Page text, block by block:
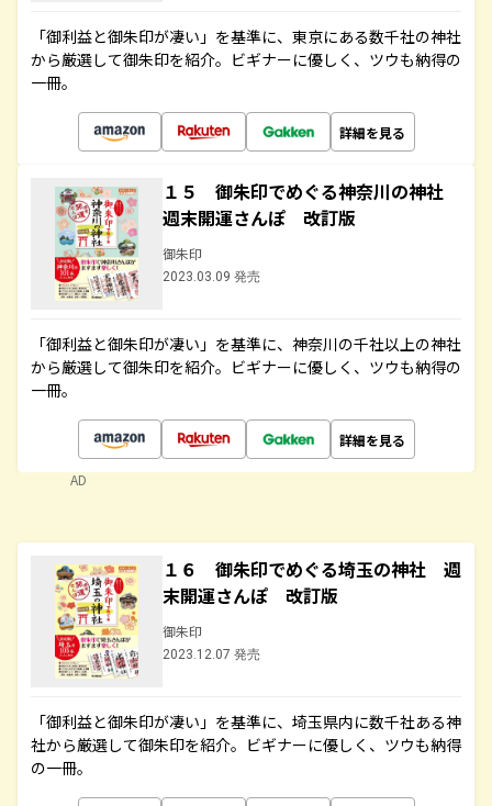
「御利益と御朱印が凄い」を基準に、東京にある数千社の神社
から厳選して御朱印を紹介。ビギナーに優しく、ツウも納得の
一冊。
詳細を見る
１５ 御朱印でめぐる神奈川の神社
週末開運さんぽ 改訂版
御朱印
2023.03.09 発売
「御利益と御朱印が凄い」を基準に、神奈川の千社以上の神社
から厳選して御朱印を紹介。ビギナーに優しく、ツウも納得の
一冊。
詳細を見る
AD
１６ 御朱印でめぐる埼玉の神社 週
末開運さんぽ 改訂版
御朱印
2023.12.07 発売
「御利益と御朱印が凄い」を基準に、埼玉県内に数千社ある神
社から厳選して御朱印を紹介。ビギナーに優しく、ツウも納得
の一冊。